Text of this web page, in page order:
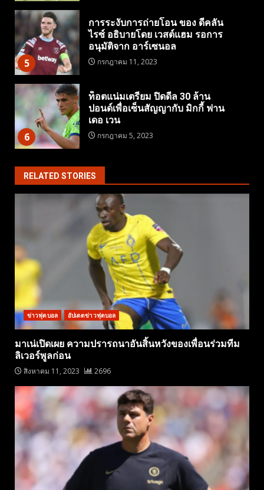
5
การระงับการถ่ายโอน ของ ดีคลัน
ไรซ์ อธิบายโดย เวสต์แฮม รอการ
อนุมัติจาก อาร์เซนอล
กรกฎาคม 11, 2023
6
ท็อตแน่มเตรียม ปิดดีล 30 ล้าน
ปอนด์เพื่อเซ็นสัญญากับ มิกกี้ ฟาน
เดอ เวน
กรกฎาคม 5, 2023
RELATED STORIES
ข่าวฟุตบอล อัปเดตข่าวฟุตบอล
มาเน่เปิดเผย ความปรารถนาอันสิ้นหวังของเพื่อนร่วมทีม
ลิเวอร์พูลก่อน
สิงหาคม 11, 2023 2696